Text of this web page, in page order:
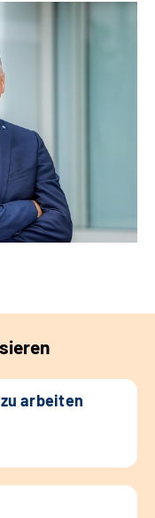
arbeiten